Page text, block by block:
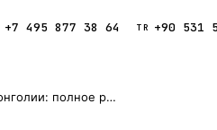
+7 495 877 38 64 TR +90 531
На каком языке говорят в Монголии: полное руководство